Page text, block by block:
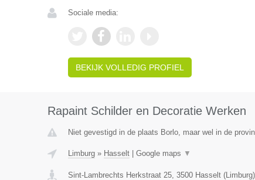
Sociale media:
BEKIJK VOLLEDIG PROFIEL
Rapaint Schilder en Decoratie Werken
Niet gevestigd in de plaats Borlo, maar wel in de
Limburg» Hasselt| Google maps ▼
Sint-Lambrechts Herkstraat 25, 3500 Hasselt(Limburg)